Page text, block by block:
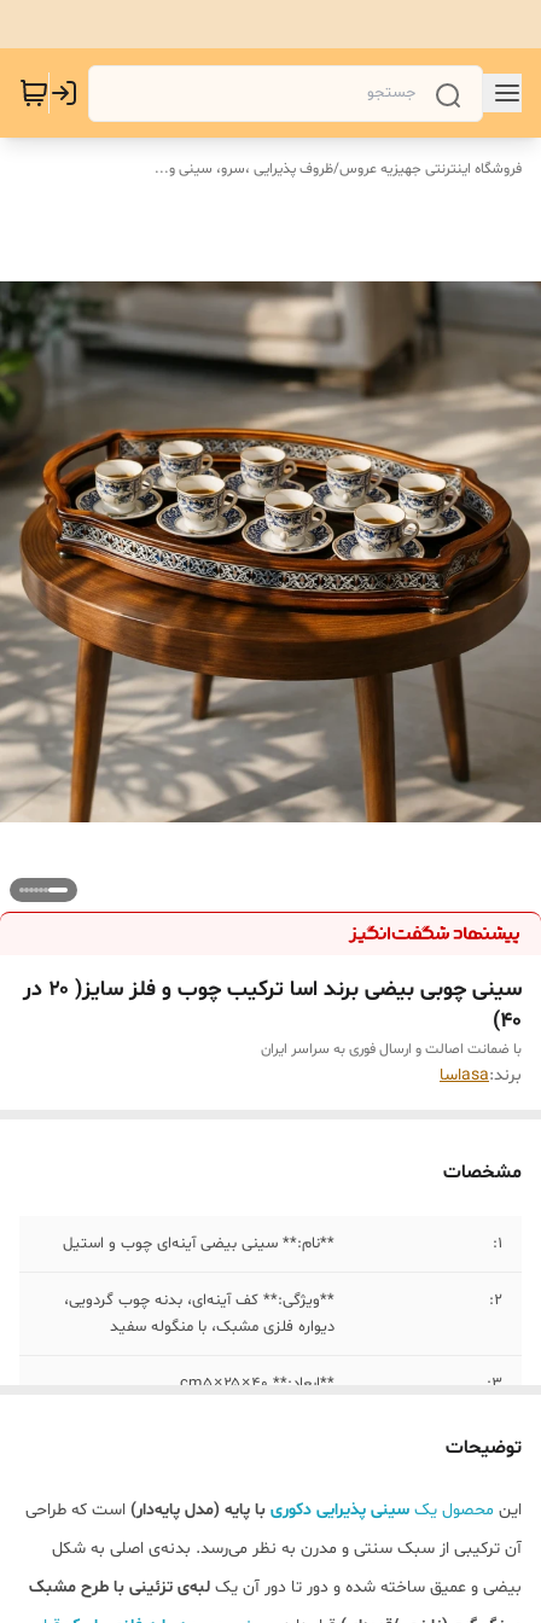
فروشگاه اینترنتی جهیزیه عروس/ظروف پذیرایی ،سرو، سینی و‌...
سینی چوبی بیضی برند اسا ترکیب چوب و فلز سایز( ۲۰ در
۴۰)
با ضمانت اصالت و ارسال فوری به سراسر ایران
برند:asaاسا
مشخصات
1: **نام:** سینی بیضی آینه‌ای چوب و استیل
2:
**ویژگی:** کف آینه‌ای، بدنه چوب گردویی،
دیواره‌ فلزی مشبک، با منگوله سفید
۳: **ابعاد:** ۴۰ × ۲۵ × ۵ cm
۴:
توضیحات
این محصول یک سینی پذیرایی دکوری با پایه (مدل پایه‌دار) است که طراحی
آن ترکیبی از سبک سنتی و مدرن به نظر می‌رسد. بدنه‌ی اصلی به شکل
بیضی و عمیق ساخته شده و دور تا دور آن یک لبه‌ی تزئینی با طرح مشبک